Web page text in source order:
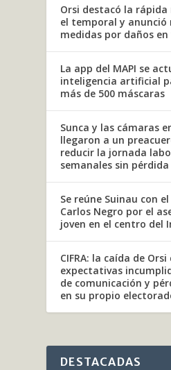
Orsi destacó la
el temporal y anunció
medidas por daños en
La app del MAPI se
inteligencia artificial
más de 500 máscaras
Sunca y las cámaras
llegaron a un
reducir la jornada
semanales sin
Se reúne Suinau con
Carlos Negro por el
joven en el centro del
CIFRA: la caída de
expectativas
de comunicación y
en su propio
DESTACADAS